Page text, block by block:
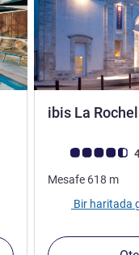
ibis La
Avis müşterileri
Mesafe 618 m
Bir haritada